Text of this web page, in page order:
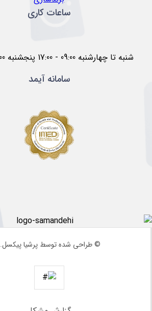
ساعات کاری
شنبه تا چهارشنبه 09:00 - 17:00 پنجشنبه 09:00 تا 13:00
سامانه آیمد
© طراحی شده توسط پرشیا پیکسل.